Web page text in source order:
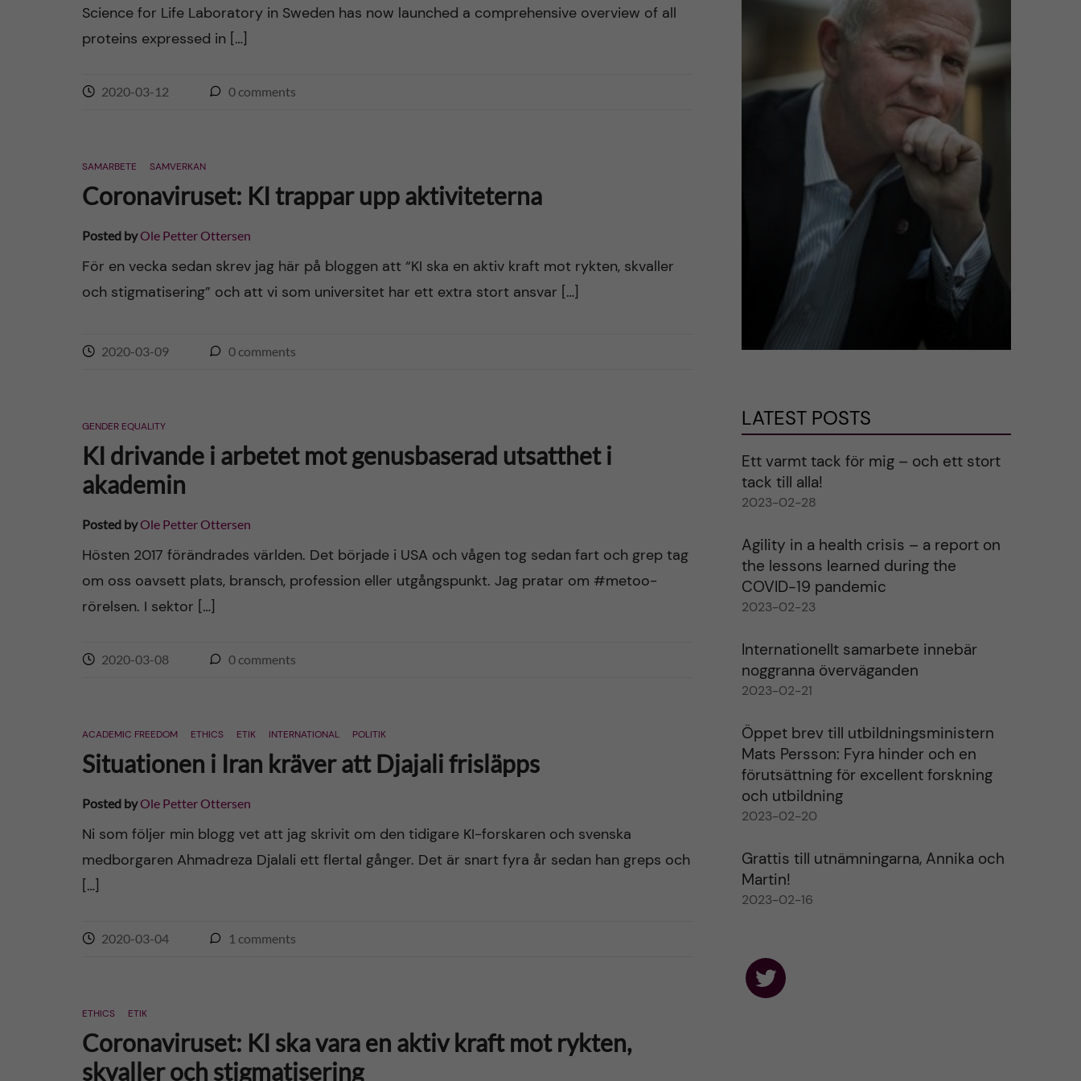
Science for Life Laboratory in Sweden has now launched a comprehensive overview of all
proteins expressed in […]
2020-03-12 0 comments
SAMARBETE SAMVERKAN
Coronaviruset: KI trappar upp aktiviteterna
Posted byOle Petter Ottersen
För en vecka sedan skrev jag här på bloggen att “KI ska en aktiv kraft mot rykten, skvaller
och stigmatisering” och att vi som universitet har ett extra stort ansvar […]
2020-03-09 0 comments
GENDER EQUALITY
KI drivande i arbetet mot genusbaserad utsatthet i
akademin
Posted byOle Petter Ottersen
Hösten 2017 förändrades världen. Det började i USA och vågen tog sedan fart och grep tag
om oss oavsett plats, bransch, profession eller utgångspunkt. Jag pratar om #metoo-
rörelsen. I sektor […]
2020-03-08 0 comments
ACADEMIC FREEDOM ETHICS ETIK INTERNATIONAL POLITIK
Situationen i Iran kräver att Djajali frisläpps
Posted byOle Petter Ottersen
Ni som följer min blogg vet att jag skrivit om den tidigare KI-forskaren och svenska
medborgaren Ahmadreza Djalali ett flertal gånger. Det är snart fyra år sedan han greps och
[…]
2020-03-04 1 comments
ETHICS ETIK
Coronaviruset: KI ska vara en aktiv kraft mot rykten,
skvaller och stigmatisering
LATEST POSTS
Ett varmt tack för mig – och ett stort
tack till alla!
2023-02-28
Agility in a health crisis – a report on
the lessons learned during the
COVID-19 pandemic
2023-02-23
Internationellt samarbete innebär
noggranna överväganden
2023-02-21
Öppet brev till utbildningsministern
Mats Persson: Fyra hinder och en
förutsättning för excellent forskning
och utbildning
2023-02-20
Grattis till utnämningarna, Annika och
Martin!
2023-02-16
F